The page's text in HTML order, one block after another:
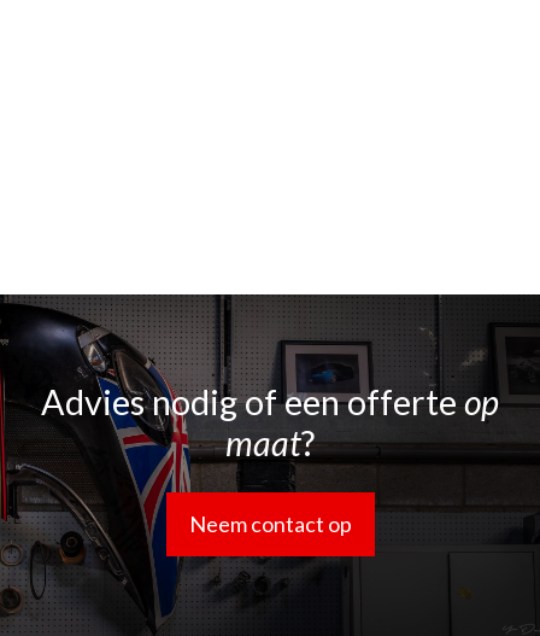
Advies nodig of een offerteop
maat?
Neem contact op